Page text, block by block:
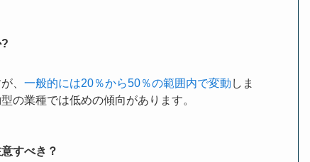
、 一般的には20％から50％の範囲内で変動 しま
の業種では低めの傾向があります。
すべき？